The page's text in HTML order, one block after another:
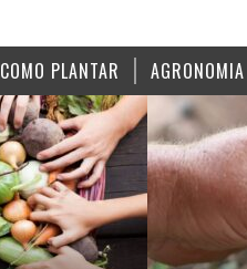
COMO PLANTAR AGRONOMIA